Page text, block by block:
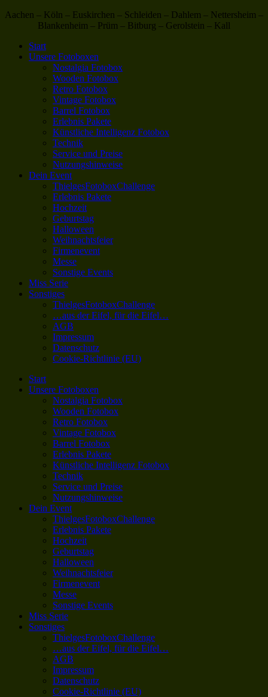
Aachen – Köln – Euskirchen – Schleiden – Dahlem – Nettersheim –
Blankenheim – Prüm – Bitburg – Gerolstein – Kall
Start
Unsere Fotoboxen
Nostalgia Fotobox
Wooden Fotobox
Retro Fotobox
Vintage Fotobox
Barrel Fotobox
Erlebnis Pakete
Künstliche Intelligenz Fotobox
Technik
Service und Preise
Nutzungshinweise
Dein Event
ThielgesFotoboxChallenge
Erlebnis Pakete
Hochzeit
Geburtstag
Halloween
Weihnachtsfeier
Firmenevent
Messe
Sonstige Events
Miss Serie
Sonstiges
ThielgesFotoboxChallenge
…aus der Eifel, für die Eifel…
AGB
Impressum
Datenschutz
Cookie-Richtlinie (EU)
Start
Unsere Fotoboxen
Nostalgia Fotobox
Wooden Fotobox
Retro Fotobox
Vintage Fotobox
Barrel Fotobox
Erlebnis Pakete
Künstliche Intelligenz Fotobox
Technik
Service und Preise
Nutzungshinweise
Dein Event
ThielgesFotoboxChallenge
Erlebnis Pakete
Hochzeit
Geburtstag
Halloween
Weihnachtsfeier
Firmenevent
Messe
Sonstige Events
Miss Serie
Sonstiges
ThielgesFotoboxChallenge
…aus der Eifel, für die Eifel…
AGB
Impressum
Datenschutz
Cookie-Richtlinie (EU)